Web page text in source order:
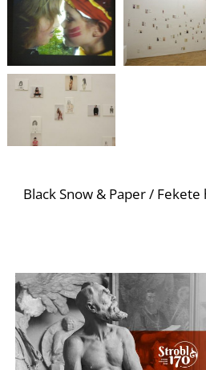
Black Snow & Paper / Fekete